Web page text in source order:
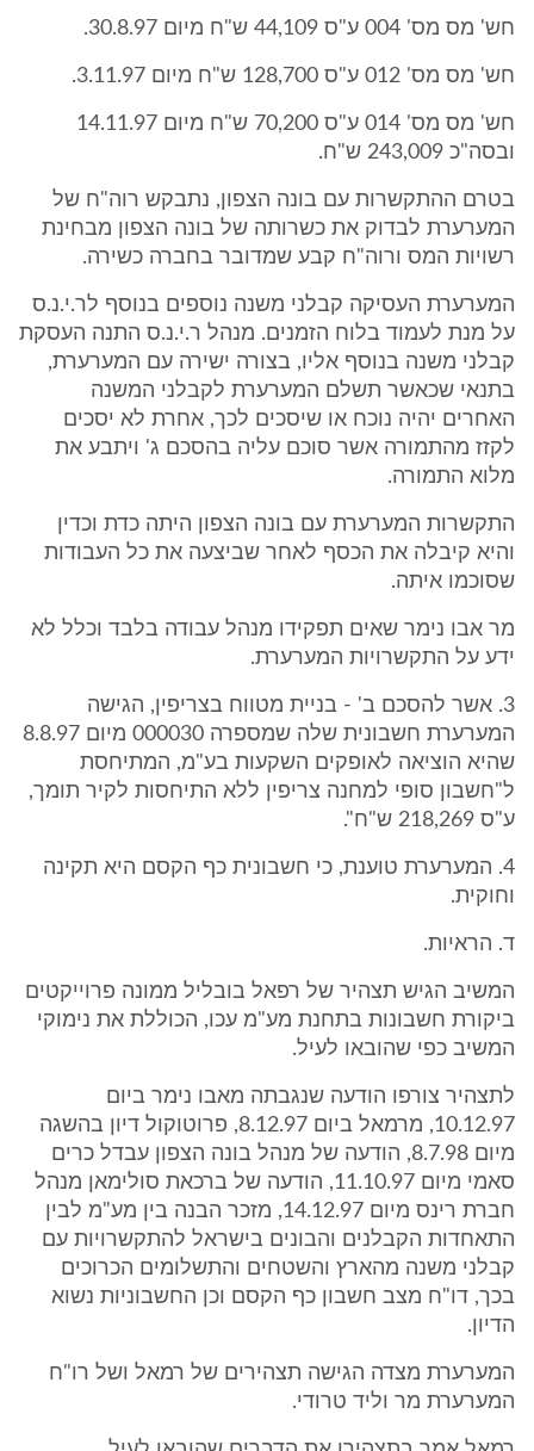
חש' מס מס' 004 ע"ס 44,109 ש"ח מיום 30.8.97.
חש' מס מס' 012 ע"ס 128,700 ש"ח מיום 3.11.97.
חש' מס מס' 014 ע"ס 70,200 ש"ח מיום 14.11.97
ובסה"כ 243,009 ש"ח.
בטרם ההתקשרות עם בונה הצפון, נתבקש רוה"ח של
המערערת לבדוק את כשרותה של בונה הצפון מבחינת
רשויות המס ורוה"ח קבע שמדובר בחברה כשירה.
המערערת העסיקה קבלני משנה נוספים בנוסף לר.י.נ.ס
על מנת לעמוד בלוח הזמנים. מנהל ר.י.נ.ס התנה העסקת
קבלני משנה בנוסף אליו, בצורה ישירה עם המערערת,
בתנאי שכאשר תשלם המערערת לקבלני המשנה
האחרים יהיה נוכח או שיסכים לכך, אחרת לא יסכים
לקזז מהתמורה אשר סוכם עליה בהסכם ג' ויתבע את
מלוא התמורה.
התקשרות המערערת עם בונה הצפון היתה כדת וכדין
והיא קיבלה את הכסף לאחר שביצעה את כל העבודות
שסוכמו איתה.
מר אבו נימר שאים תפקידו מנהל עבודה בלבד וכלל לא
ידע על התקשרויות המערערת.
3. אשר להסכם ב' - בניית מטווח בצריפין, הגישה
המערערת חשבונית שלה שמספרה 000030 מיום 8.8.97
שהיא הוציאה לאופקים השקעות בע"מ, המתיחסת
ל"חשבון סופי למחנה צריפין ללא התיחסות לקיר תומך,
ע"ס 218,269 ש"ח".
4. המערערת טוענת, כי חשבונית כף הקסם היא תקינה
וחוקית.
ד. הראיות.
המשיב הגיש תצהיר של רפאל בובליל ממונה פרוייקטים
ביקורת חשבונות בתחנת מע"מ עכו, הכוללת את נימוקי
המשיב כפי שהובאו לעיל.
לתצהיר צורפו הודעה שנגבתה מאבו נימר ביום
10.12.97, מרמאל ביום 8.12.97, פרוטוקול דיון בהשגה
מיום 8.7.98, הודעה של מנהל בונה הצפון עבדל כרים
סאמי מיום 11.10.97, הודעה של ברכאת סולימאן מנהל
חברת רינס מיום 14.12.97, מזכר הבנה בין מע"מ לבין
התאחדות הקבלנים והבונים בישראל להתקשרויות עם
קבלני משנה מהארץ והשטחים והתשלומים הכרוכים
בכך, דו"ח מצב חשבון כף הקסם וכן החשבוניות נשוא
הדיון.
המערערת מצדה הגישה תצהירים של רמאל ושל רו"ח
המערערת מר וליד טרודי.